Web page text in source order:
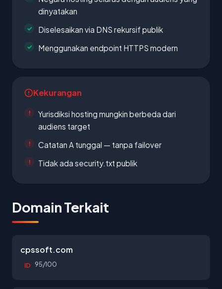
dinyatakan
Diselesaikan via DNS rekursif publik
Menggunakan endpoint HTTPS modern
Kekurangan
Yurisdiksi hosting mungkin berbeda dari
audiens target
Catatan A tunggal — tanpa failover
Tidak ada security.txt publik
Domain Terkait
cpssoft.com
ID 95/100